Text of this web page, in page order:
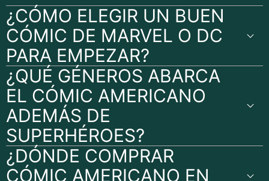
¿CÓMO ELEGIR UN BUEN
CÓMIC DE MARVEL O DC
PARA EMPEZAR?
¿QUÉ GÉNEROS ABARCA
EL CÓMIC AMERICANO
ADEMÁS DE
SUPERHÉROES?
¿DÓNDE COMPRAR
CÓMIC AMERICANO EN